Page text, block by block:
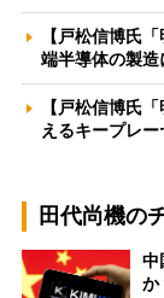
【戸松信博氏
端半導体の製
【戸松信博氏
えるキープレ
田代尚機の
中
か